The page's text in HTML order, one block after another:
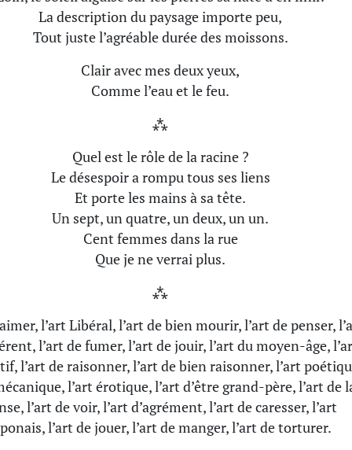
La description du paysage importe peu,
Tout juste l’agréable durée des moissons.
Clair avec mes deux yeux,
Comme l’eau et le feu.
⁂
Quel est le rôle de la racine ?
Le désespoir a rompu tous ses liens
Et porte les mains à sa tête.
Un sept, un quatre, un deux, un un.
Cent femmes dans la rue
Que je ne verrai plus.
⁂
l’art Libéral, l’art de bien mourir, l’art de penser,
l’art de fumer, l’art de jouir, l’art du moyen-âge,
l’art de raisonner, l’art de bien raisonner, l’art
l’art érotique, l’art d’être grand-père, l’art de
l’art de voir, l’art d’agrément, l’art de caresser, l’art
l’art de jouer, l’art de manger, l’art de torturer.